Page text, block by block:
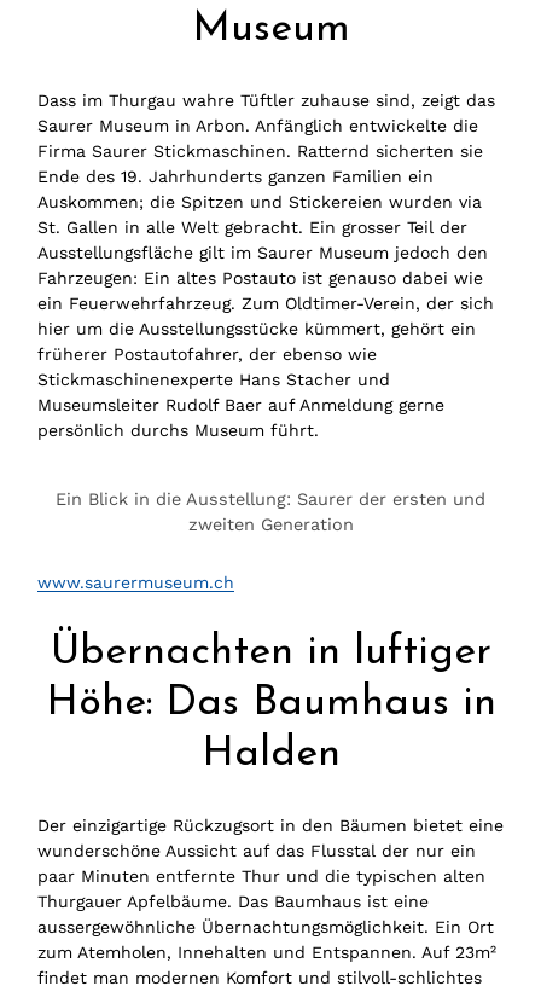
Museum
Dass im Thurgau wahre Tüftler zuhause sind, zeigt das
Saurer Museum in Arbon. Anfänglich entwickelte die
Firma Saurer Stickmaschinen. Ratternd sicherten sie
Ende des 19. Jahrhunderts ganzen Familien ein
Auskommen; die Spitzen und Stickereien wurden via
St. Gallen in alle Welt gebracht. Ein grosser Teil der
Ausstellungsfläche gilt im Saurer Museum jedoch den
Fahrzeugen: Ein altes Postauto ist genauso dabei wie
ein Feuerwehrfahrzeug. Zum Oldtimer-Verein, der sich
hier um die Ausstellungsstücke kümmert, gehört ein
früherer Postautofahrer, der ebenso wie
Stickmaschinenexperte Hans Stacher und
Museumsleiter Rudolf Baer auf Anmeldung gerne
persönlich durchs Museum führt.
Ein Blick in die Ausstellung: Saurer der ersten und
zweiten Generation
www.saurermuseum.ch
Übernachten in luftiger
Höhe: Das Baumhaus in
Halden
Der einzigartige Rückzugsort in den Bäumen bietet eine
wunderschöne Aussicht auf das Flusstal der nur ein
paar Minuten entfernte Thur und die typischen alten
Thurgauer Apfelbäume. Das Baumhaus ist eine
aussergewöhnliche Übernachtungsmöglichkeit. Ein Ort
zum Atemholen, Innehalten und Entspannen. Auf 23m²
findet man modernen Komfort und stilvoll-schlichtes